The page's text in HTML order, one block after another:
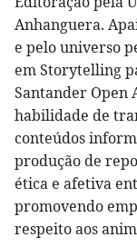
Anhanguera.
e pelo universo
em Storytelling
Santander Open
habilidade de
conteúdos
produção de
ética e afetiva
promovendo
respeito aos